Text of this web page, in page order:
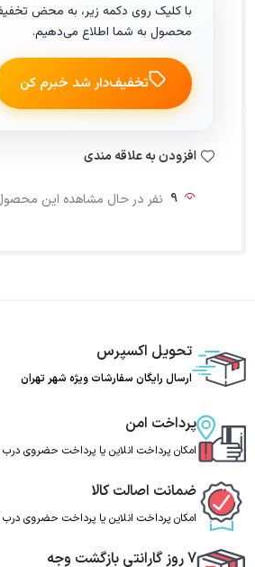
با کلیک روی دکمه زیر، به محض
محصول به شما اطلاع می‌دهیم.
تخفیف‌دار شد خبرم کن
افزودن به علاقه مندی
9 نفر در حال مشاهده این
تحویل اکسپرس
ارسال رایگان سفارشات ویژه شهر تهران
پرداخت امن
امکان پرداخت انلاین یا پرداخت حضروی
ضمانت اصالت کالا
امکان پرداخت انلاین یا پرداخت حضروی
7 روز گارانتی بازگشت وجه